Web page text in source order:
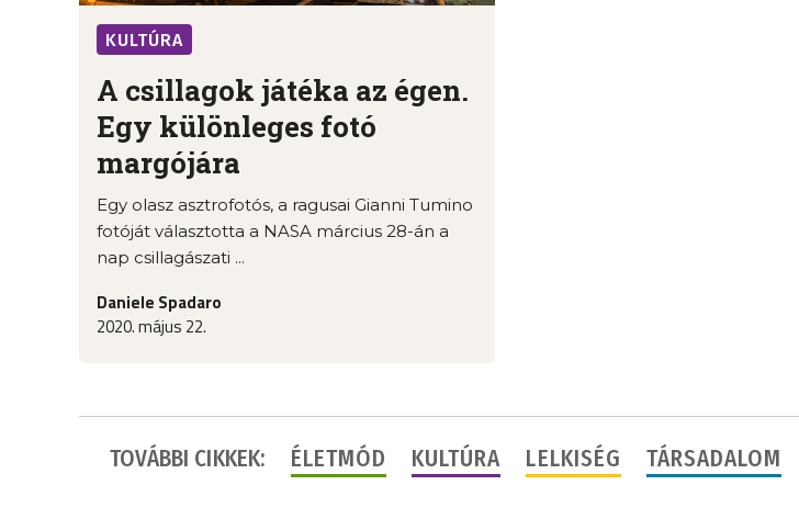
KULTÚRA
A csillagok játéka az égen.
Egy különleges fotó
margójára
Egy olasz asztrofotós, a ragusai Gianni Tumino
fotóját választotta a NASA március 28-án a
nap csillagászati ...
Daniele Spadaro
2020. május 22.
TOVÁBBI CIKKEK: ÉLETMÓD KULTÚRA LELKISÉG TÁRSADALOM